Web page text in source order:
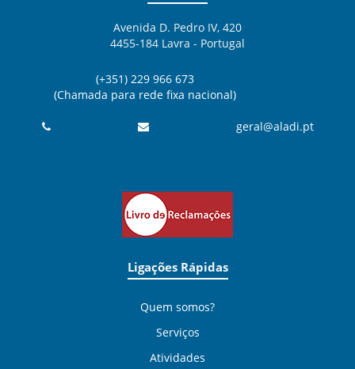
Avenida D. Pedro IV, 420
4455-184 Lavra - Portugal
(+351) 229 966 673
(Chamada para rede fixa nacional)
geral@aladi.pt
Ligações Rápidas
Quem somos?
Serviços
Atividades